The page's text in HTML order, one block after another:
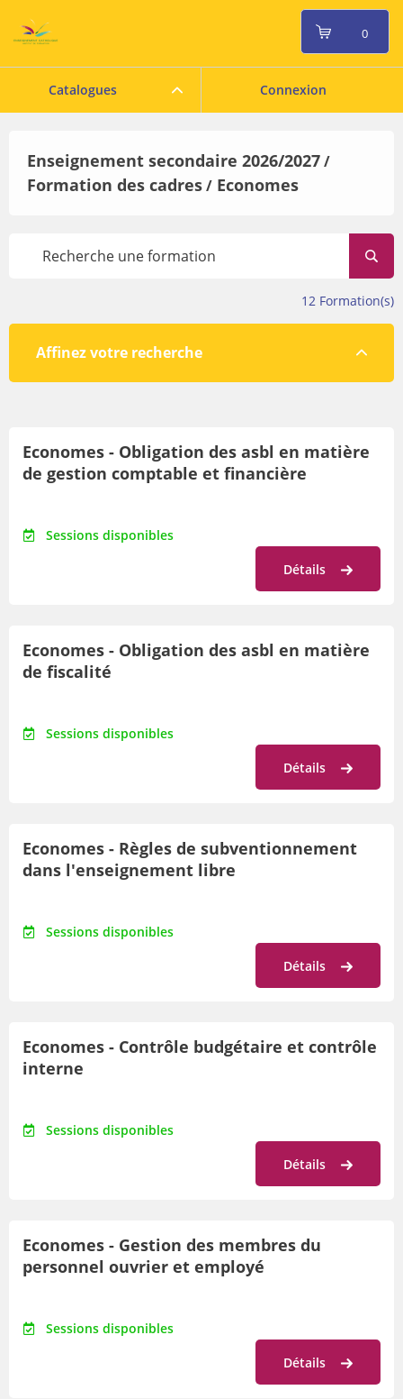
Catalogues Connexion
0
Enseignement secondaire 2026/2027/
Formation des cadres/ Economes
12 Formation(s)
Affinez votre recherche
Par orientation
Economes - Obligation des asbl en matière
de gestion comptable et financière
Sessions disponibles
Détails
Economes - Obligation des asbl en matière
de fiscalité
Sessions disponibles
Détails
Economes - Règles de subventionnement
dans l'enseignement libre
Sessions disponibles
Détails
Economes - Contrôle budgétaire et contrôle
interne
Sessions disponibles
Détails
Economes - Gestion des membres du
personnel ouvrier et employé
Sessions disponibles
Détails